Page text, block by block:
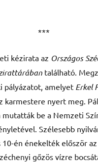
***
kézirata az Országos
található.
pályázatot, amelyet Erkel
karmestere nyert meg.
mutatták be a Nemzeti
Szélesebb
10-én énekelték először
gőzös vízre